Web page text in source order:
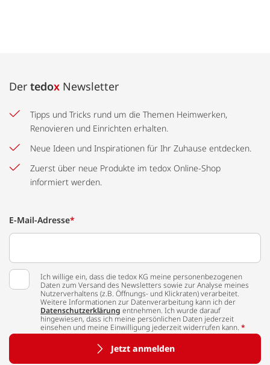
Der tedox Newsletter
Tipps und Tricks rund um die Themen Heimwerken,
Renovieren und Einrichten erhalten.
Neue Ideen und Inspirationen für Ihr Zuhause entdecken.
Zuerst über neue Produkte im tedox Online-Shop
informiert werden.
E-Mail-Adresse*
Ich willige ein, dass die tedox KG meine personenbezogenen
Daten zum Versand des Newsletters sowie zur Analyse meines
Nutzerverhaltens (z.B. Öffnungs- und Klickraten) verarbeitet.
Weitere Informationen zur Datenverarbeitung kann ich der
Datenschutzerklärung entnehmen. Ich wurde darauf
hingewiesen, dass ich meine persönlichen Daten jederzeit
einsehen und meine Einwilligung jederzeit widerrufen kann. *
Jetzt anmelden